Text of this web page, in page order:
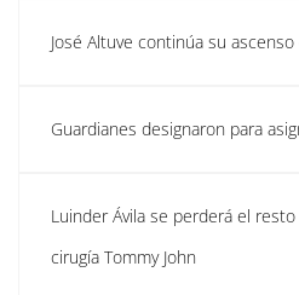
José Altuve continúa su
Guardianes designaron para
Luinder Ávila se perderá el
cirugía Tommy John